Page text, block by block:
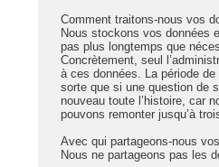
Comment traitons-nous vos
Nous stockons vos données
pas plus longtemps que
Concrètement, seul
à ces données. La période
sorte que si une question de
nouveau toute l’histoire, car
pouvons remonter jusqu’à
Avec qui partageons-nous
Nous ne partageons pas les